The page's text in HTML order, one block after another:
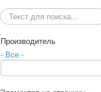
Производитель
- Все -